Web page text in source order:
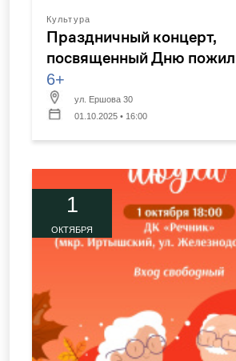
Культура
Праздничный концерт,
посвященный Дню
6+
ул. Ершова 30
01.10.2025 • 16:00
1
ОКТЯБРЯ